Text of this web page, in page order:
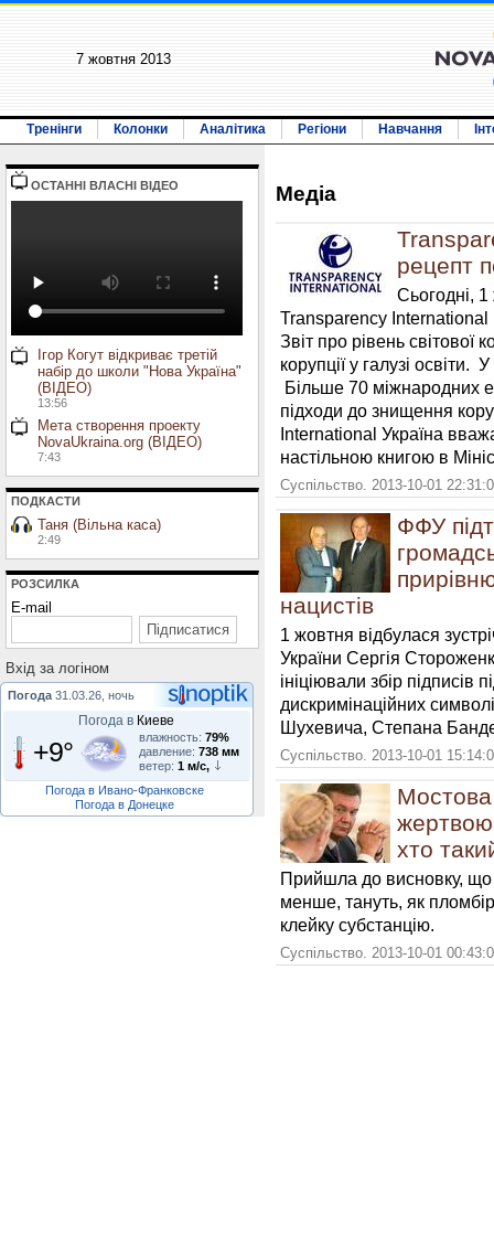
7 жовтня 2013
Тренінги Колонки Аналітика Регіони Навчання
ОСТАННI ВЛАСНI ВIДЕО
Ігор Когут відкриває третій
набір до школи "Нова Україна"
(ВІДЕО)
13:56
Мета створення проекту
NovaUkraina.org (ВІДЕО)
7:43
ПОДКАСТИ
Таня (Вільна каса)
2:49
РОЗСИЛКА
E-mail
Вхiд за логiном
Погода 31.03.26, ночь
Погода в Киеве
+9° влажность: 79%
давление: 738 мм
ветер: 1 м/с,
Погода в Ивано-Франковске
Погода в Донецке
Медiа
рецепт
Сьогодні, 1
Transparency International
Звіт про рівень світової
корупції у галузі освіти.
Більше 70 міжнародних
підходи до знищення
International Україна
настільною книгою в
Суспільство. 2013-10-01
ФФУ
нацистів
1 жовтня відбулася
України Сергія
ініціювали збір підписів
дискримінаційних
Шухевича, Степана
Суспільство. 2013-10-01
хто
Прийшла до висновку, що
менше, тануть, як
клейку субстанцію.
Суспільство. 2013-10-01